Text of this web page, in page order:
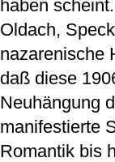
haben
Oldach,
nazarenische
daß diese
Neuhängung
manifestierte
Romantik bis